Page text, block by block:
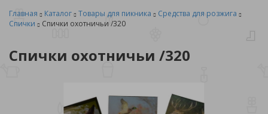
Главная Каталог Товары для пикника
Средства для розжига
Спички
Спички охотничьи /320
Спички охотничьи /320